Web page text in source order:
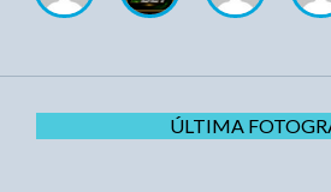
ÚLTIMA